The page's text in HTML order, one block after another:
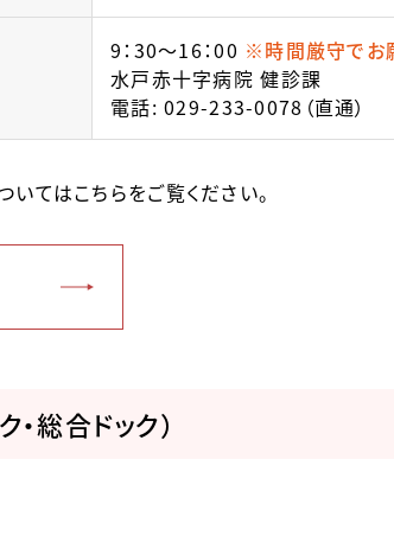
9：30～16：00 ※時間厳守でお
水戸赤十字病院 健診課
電話:029-233-0078 （直通）
てはこちらをご覧ください。
総合ドック）